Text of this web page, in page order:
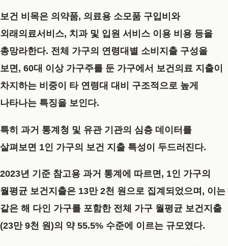
보건 비목은 의약품, 의료용 소모품 구입비와
외래의료서비스, 치과 및 입원 서비스 이용 비용 등을
총망라한다. 전체 가구의 연령대별 소비지출 구성을
보면, 60대 이상 가구주를 둔 가구에서 보건의료 지출이
차지하는 비중이 타 연령대 대비 구조적으로 높게
나타나는 특징을 보인다.
특히 과거 통계청 및 유관 기관의 심층 데이터를
살펴보면 1인 가구의 보건 지출 특성이 두드러진다.
2023년 기준 참고용 과거 통계에 따르면, 1인 가구의
월평균 보건지출은 13만 2천 원으로 집계되었으며, 이는
같은 해 다인 가구를 포함한 전체 가구 월평균 보건지출
(23만 9천 원)의 약 55.5% 수준에 이르는 규모였다.